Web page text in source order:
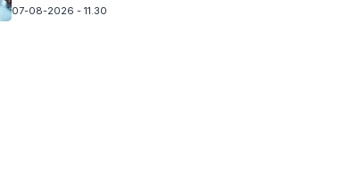
07-08-2026 - 11.30